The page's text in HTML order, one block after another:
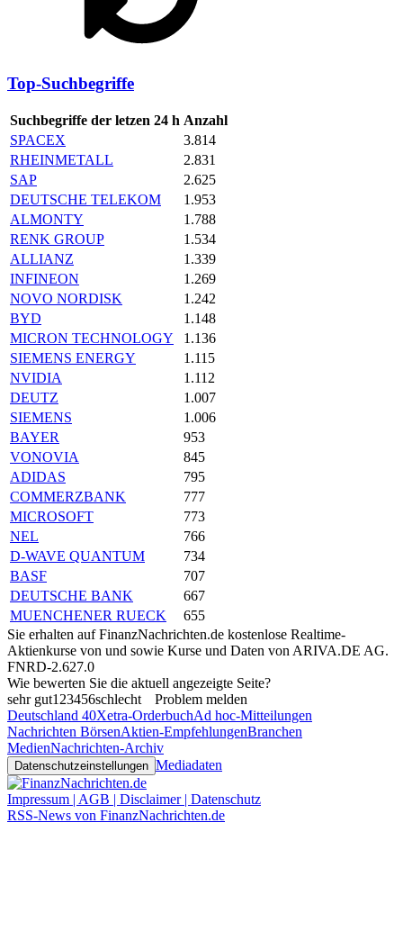
Top-Suchbegriffe
Suchbegriffe der letzen 24 h Anzahl
SPACEX
3.814
RHEINMETALL
2.831
SAP
2.625
DEUTSCHE TELEKOM
1.953
ALMONTY
1.788
RENK GROUP
1.534
ALLIANZ
1.339
INFINEON
1.269
NOVO NORDISK
1.242
BYD
1.148
MICRON TECHNOLOGY
1.136
SIEMENS ENERGY
1.115
NVIDIA
1.112
DEUTZ
1.007
SIEMENS
1.006
BAYER
953
VONOVIA
845
ADIDAS
795
COMMERZBANK
777
MICROSOFT
773
NEL
766
D-WAVE QUANTUM
734
BASF
707
DEUTSCHE BANK
667
MUENCHENER RUECK
655
Sie erhalten auf FinanzNachrichten.de kostenlose Realtime-
Aktienkurse von und sowie Kurse und Daten von ARIVA.DE AG.
FNRD-2.627.0
Wie bewerten Sie die aktuell angezeigte Seite?
sehr gut1 23456schlecht
Problem melden
Deutschland 40Xetra-OrderbuchAd hoc-Mitteilungen
Nachrichten BörsenAktien-EmpfehlungenBranchen
MedienNachrichten-Archiv
Datenschutzeinstellungen Mediadaten
Impressum | AGB | Disclaimer | Datenschutz
RSS-News von FinanzNachrichten.de